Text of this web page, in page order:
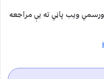
ویب پاڼي ته يې مراجعه